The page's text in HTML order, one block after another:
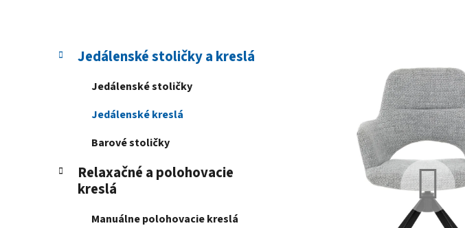
B
n
Preskočiť
kategórie
K
a
e
Jedálenské stoličky a kreslá
Jedálenské stoličky
Jedálenské kreslá
Barové stoličky
Relaxačné a polohovacie
kreslá
Manuálne polohovacie kreslá